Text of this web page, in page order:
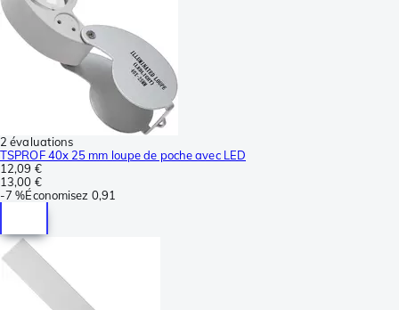
2 évaluations
TSPROF 40x 25 mm loupe de poche avec LED
12,09 €
13,00 €
-7 %Économisez 0,91